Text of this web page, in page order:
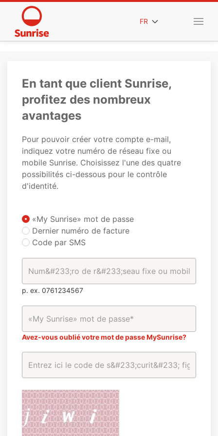
FR
En tant que client Sunrise,
profitez des nombreux
avantages
Pour pouvoir créer votre compte e-mail,
indiquez votre numéro de réseau fixe ou
mobile Sunrise. Choisissez l'une des quatre
possibilités ci-dessous pour le contrôle
d'identité.
«My Sunrise» mot de passe
Dernier numéro de facture
Code par SMS
p. ex. 0761234567
Avez-vous oublié votre mot de passe MySunrise?